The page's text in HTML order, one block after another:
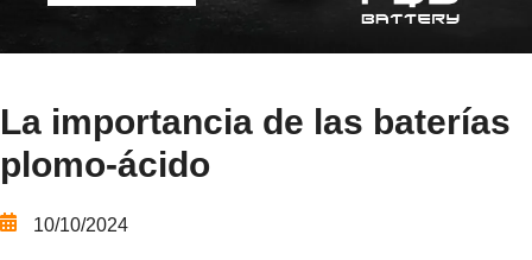
La importancia de las baterías
plomo-ácido
10/10/2024